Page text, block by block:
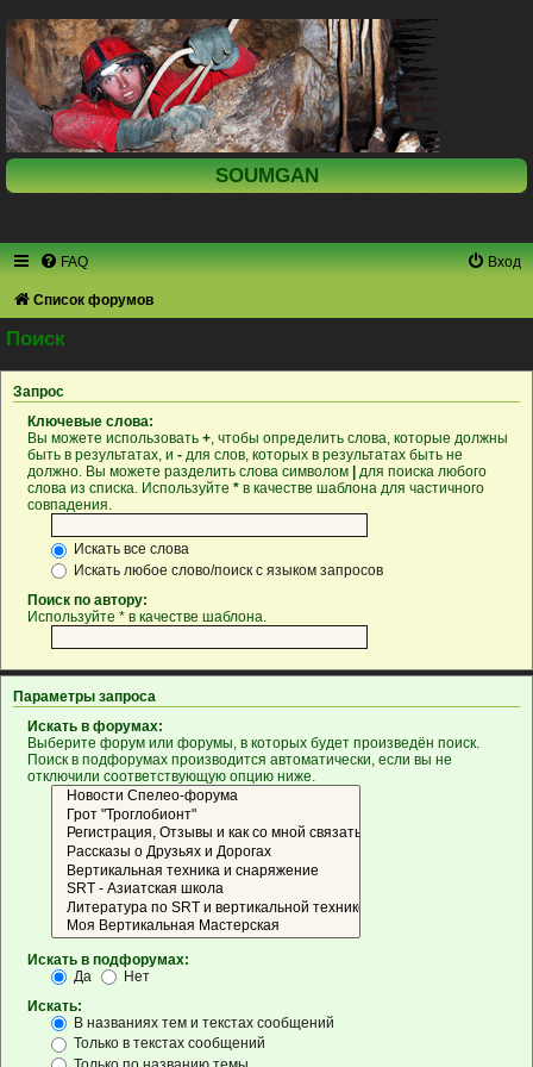
SOUMGAN
FAQ Вход
Список форумов
Поиск
Запрос
Ключевые слова:
Вы можете использовать +, чтобы определить слова, которые должны
быть в результатах, и - для слов, которых в результатах быть не
должно. Вы можете разделить слова символом
для поиска любого
слова из списка. Используйте * в качестве шаблона для частичного
совпадения.
Искать все слова
Искать любое слово/поиск с языком запросов
Поиск по автору:
Используйте * в качестве шаблона.
Параметры запроса
Искать в форумах:
Выберите форум или форумы, в которых будет произведён поиск.
Поиск в подфорумах производится автоматически, если вы не
отключили соответствующую опцию ниже.
Искать в подфорумах:
Да
Нет
Искать:
В названиях тем и текстах сообщений
Только в текстах сообщений